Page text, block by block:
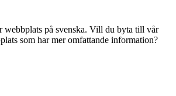
webbplats på svenska. Vill du byta till vår
som har mer omfattande information?